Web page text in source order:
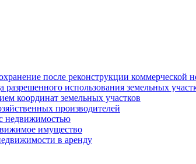
после реконструкции коммерческой
использования земельных
координат земельных участков
производителей
недвижимостью
имущество
в аренду